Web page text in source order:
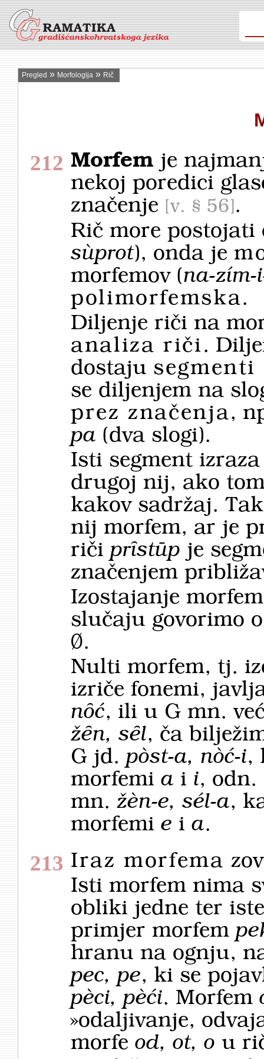
Pregled » Morfologija » Rič
212 Morfem je
nekoj poredici
značenje
v. § 56 .
Rič more postojati
sùprot), onda je
morfemov (na-zím-
polimorfemska.
Diljenje riči na
analiza riči.
dostaju
se diljenjem na
prez značenja,
pa (dva slogi).
Isti segment
drugoj nij, ako
kakov sadržaj.
nij mor­fem, ar je
riči prȋstūp je
značenjem
Izostajanje
slučaju govorimo
Ø.
Nulti morfem, tj.
izriče fonemi,
nȏć, ili u G mn.
žȇn, sȇl, ča
G jd. pòst-a, nòć-i,
morfemi a i i,
mn. žèn-e, sél-a,
morfemi e i a.
213 Iraz morfema
Isti morfem nima
obliki jedne ter
primjer morfem
hranu na ognju,
pec, pe, ki se
pèci, pèći. Morfem
»odaljivanje,
morfe od, ot, o u